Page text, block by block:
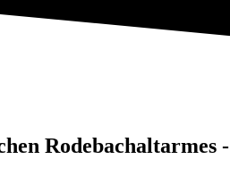
Rodebachaltarmes -